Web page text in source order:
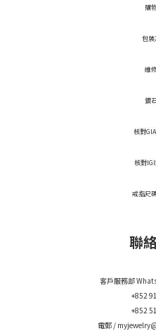
購
包裝
維
鑽
核對
核對
戒指尺
聯
客戶服務部
+852
+852
電郵 /